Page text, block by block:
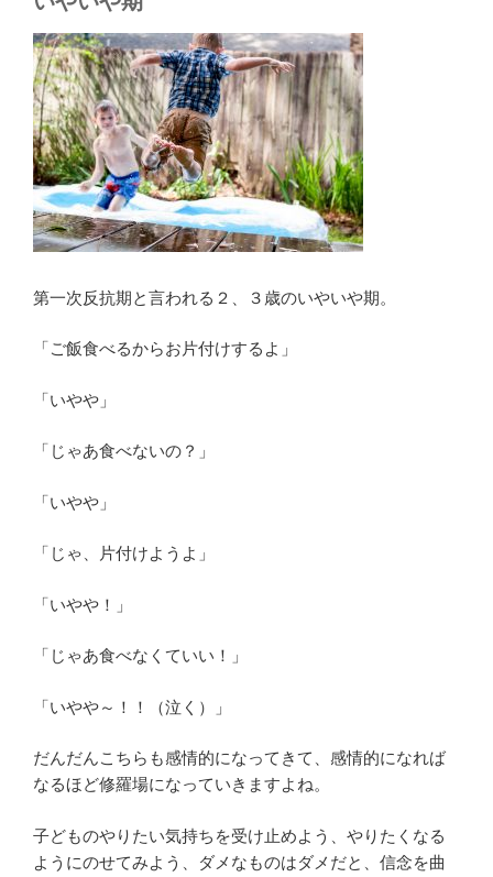
第一次反抗期と言われる２、３歳のいやいや期。
「ご飯食べるからお片付けするよ」
「いやや」
「じゃあ食べないの？」
「いやや」
「じゃ、片付けようよ」
「いやや！」
「じゃあ食べなくていい！」
「いやや～！！（泣く）」
だんだんこちらも感情的になってきて、感情的になれば
なるほど修羅場になっていきますよね。
子どものやりたい気持ちを受け止めよう、やりたくなる
ようにのせてみよう、ダメなものはダメだと、信念を曲